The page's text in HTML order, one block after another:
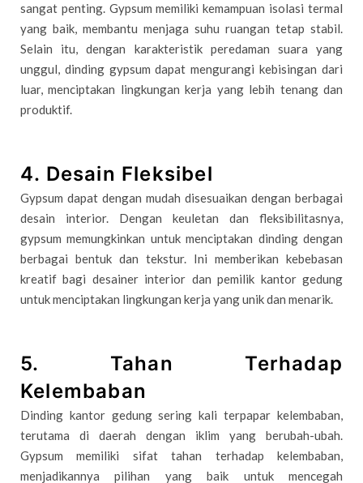
sangat penting. Gypsum memiliki kemampuan isolasi termal
yang baik, membantu menjaga suhu ruangan tetap stabil.
Selain itu, dengan karakteristik peredaman suara yang
unggul, dinding gypsum dapat mengurangi kebisingan dari
luar, menciptakan lingkungan kerja yang lebih tenang dan
produktif.
4. Desain Fleksibel
Gypsum dapat dengan mudah disesuaikan dengan berbagai
desain interior. Dengan keuletan dan fleksibilitasnya,
gypsum memungkinkan untuk menciptakan dinding dengan
berbagai bentuk dan tekstur. Ini memberikan kebebasan
kreatif bagi desainer interior dan pemilik kantor gedung
untuk menciptakan lingkungan kerja yang unik dan menarik.
5. Tahan Terhadap
Kelembaban
Dinding kantor gedung sering kali terpapar kelembaban,
terutama di daerah dengan iklim yang berubah-ubah.
Gypsum memiliki sifat tahan terhadap kelembaban,
menjadikannya pilihan yang baik untuk mencegah